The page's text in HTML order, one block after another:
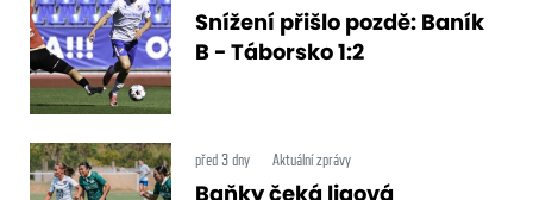
Snížení přišlo pozdě: Baník
B - Táborsko 1:2
před 3 dny Aktuální zprávy
Baňky čeká ligová